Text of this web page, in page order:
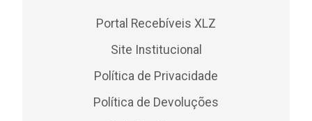
Portal Recebíveis XLZ
Site Institucional
Política de Privacidade
Política de Devoluções